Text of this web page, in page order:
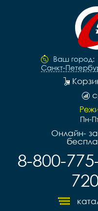
Ваш город:
Санкт-
Пн-
Онлайн-
8-800-